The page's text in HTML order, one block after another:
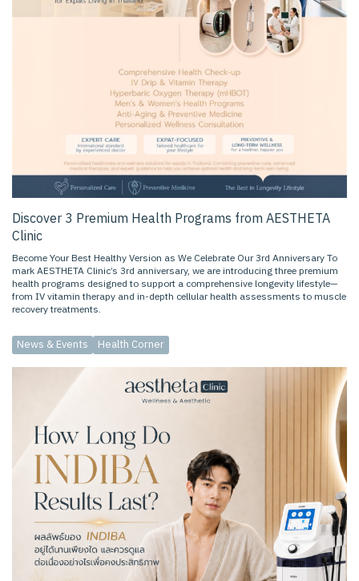
Discover 3 Premium Health Programs from AESTHETA
Clinic
Become Your Best Healthy Version as We Celebrate Our 3rd Anniversary To
mark AESTHETA Clinic’s 3rd anniversary, we are introducing three premium
health programs designed to support a comprehensive longevity lifestyle—
from IV vitamin therapy and in-depth cellular health assessments to muscle
recovery treatments.
News & Events Health Corner